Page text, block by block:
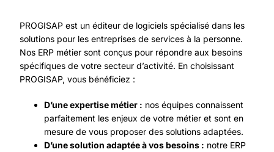
PROGISAP est un éditeur de logiciels spécialisé dans les
solutions pour les entreprises de services à la personne.
Nos ERP métier sont conçus pour répondre aux besoins
spécifiques de votre secteur d’activité. En choisissant
PROGISAP, vous bénéficiez :
D’une expertise métier : nos équipes connaissent
parfaitement les enjeux de votre métier et sont en
mesure de vous proposer des solutions adaptées.
D’une solution adaptée à vos besoins : notre ERP